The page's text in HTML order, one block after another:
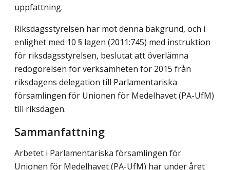
uppfattning.
Riksdagsstyrelsen har mot denna bakgrund, och i
enlighet med 10 § lagen (2011:745) med instruktion
för riksdagsstyrelsen, beslutat att överlämna
redogörelsen för verksamheten för 2015 från
riksdagens delegation till Parlamentariska
församlingen för Unionen för Medelhavet (PA-UfM)
till riksdagen.
Sammanfattning
Arbetet i Parlamentariska församlingen för
Unionen för Medelhavet (PA-UfM) har under året